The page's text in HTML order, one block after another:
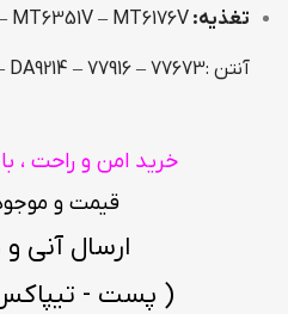
تغذیه: MT6351V – MT6176V
آنتن :77673 – 77916 – W663OQP – MT6332P – DA9214
خرید امن و راحت ،
قیمت و
ارسال آنی و
( پست -